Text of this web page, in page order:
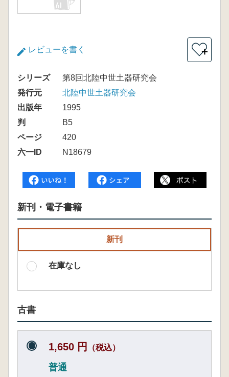
レビューを書く ＋
シリーズ
第8回北陸中世土器研究会
発行元
北陸中世土器研究会
出版年
1995
判
B5
ページ
420
六一ID
N18679
新刊・電子書籍
新刊
在庫なし
古書
1,650 円 （税込）
普通